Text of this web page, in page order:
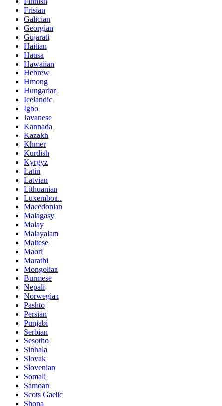
Frisian
Galician
Georgian
Gujarati
Haitian
Hausa
Hawaiian
Hebrew
Hmong
Hungarian
Icelandic
Igbo
Javanese
Kannada
Kazakh
Khmer
Kurdish
Kyrgyz
Latin
Latvian
Lithuanian
Luxembou..
Macedonian
Malagasy
Malay
Malayalam
Maltese
Maori
Marathi
Mongolian
Burmese
Nepali
Norwegian
Pashto
Persian
Punjabi
Serbian
Sesotho
Sinhala
Slovak
Slovenian
Somali
Samoan
Scots Gaelic
Shona